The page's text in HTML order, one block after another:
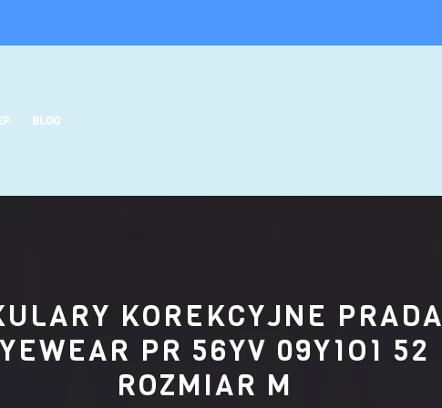
BLOG
KOREKCYJNE PRADA
PR 56YV 09Y1O1 52
ROZMIAR M